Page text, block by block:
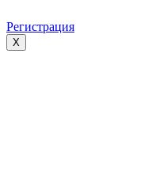
Регистрация
X